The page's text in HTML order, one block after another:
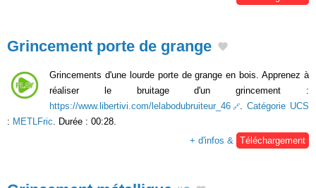
Grincement porte de grange
Grincements d'une lourde porte de grange en bois. Apprenez à
réaliser le bruitage d'un grincement :
https://www.libertivi.com/lelabodubruiteur_46
. Catégorie UCS
: METLFric. Durée : 00:28.
+ d'infos & Téléchargement